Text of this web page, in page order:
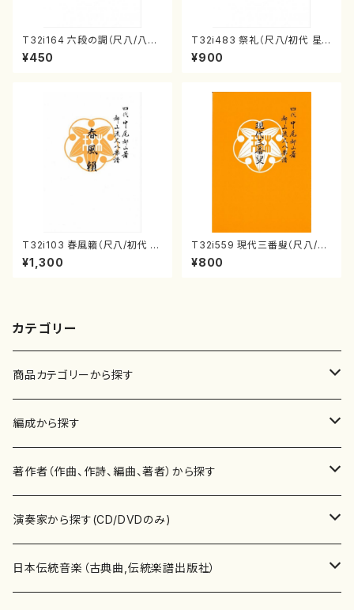
T32i164 六段の調（尺八/八橋
検校/楽譜）都山流公刊楽譜曲
番:1016
¥450
T32i483 祭礼（尺八/初代 星
田一山/楽譜）都山流公刊楽譜曲
番:2191
¥900
T32i103 春風籟（尺八/初代 石
垣征山/尺八/都山式譜）都山流
公刊楽譜曲番:552
¥1,300
T32i559 現代三番叟（尺八/杵
屋正邦/楽譜）都山流公刊楽譜曲
番:2269
¥800
カテゴリー
商品カテゴリーから探す
楽譜
書籍
書籍
テキストブック
CD・DVD
チケット
編成から探す
邦楽器
箏・琴（ソロ）
箏・琴（合奏）
合唱
混声合唱
歌・声
著作者（作曲、作詩、編曲、著者）から探す
あ行
青木省三(アオキ ショウゾウ)
か行
演奏家から探す(CD/DVDのみ)
邦楽（箏、三味線、尺八等）演奏家
日本伝統音楽（古典曲,伝統楽譜出版社）